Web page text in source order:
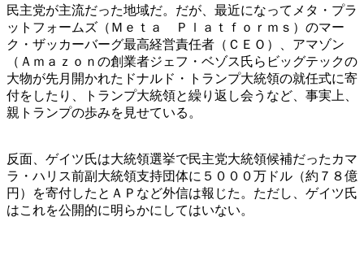
民主党が主流だった地域だ。だが、最近になってメタ・プラ
ットフォームズ（Ｍｅｔａ Ｐｌａｔｆｏｒｍｓ）のマー
ク・ザッカーバーグ最高経営責任者（ＣＥＯ）、アマゾン
（Ａｍａｚｏｎの創業者ジェフ・ベゾス氏らビッグテックの
大物が先月開かれたドナルド・トランプ大統領の就任式に寄
付をしたり、トランプ大統領と繰り返し会うなど、事実上、
親トランプの歩みを見せている。
反面、ゲイツ氏は大統領選挙で民主党大統領候補だったカマ
ラ・ハリス前副大統領支持団体に５０００万ドル（約７８億
円）を寄付したとＡＰなど外信は報じた。ただし、ゲイツ氏
はこれを公開的に明らかにしてはいない。